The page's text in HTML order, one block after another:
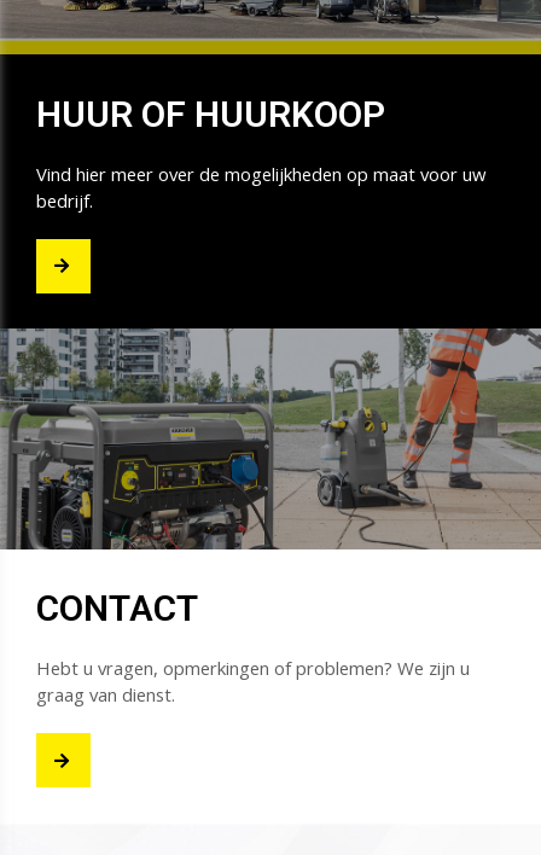
HUUR OF HUURKOOP
Vind hier meer over de mogelijkheden op maat voor uw
bedrijf.
CONTACT
Hebt u vragen, opmerkingen of problemen? We zijn u
graag van dienst.